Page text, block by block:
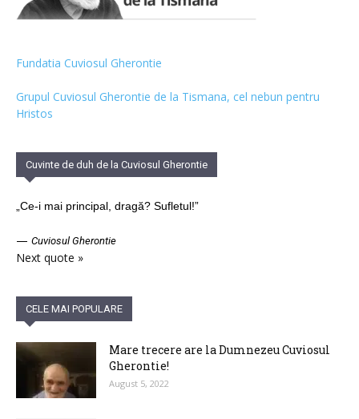
Fundatia Cuviosul Gherontie
Grupul Cuviosul Gherontie de la Tismana, cel nebun pentru
Hristos
Cuvinte de duh de la Cuviosul Gherontie
„Ce-i mai principal, dragă? Sufletul!”
— Cuviosul Gherontie
Next quote »
CELE MAI POPULARE
Mare trecere are la Dumnezeu Cuviosul
Gherontie!
August 5, 2022